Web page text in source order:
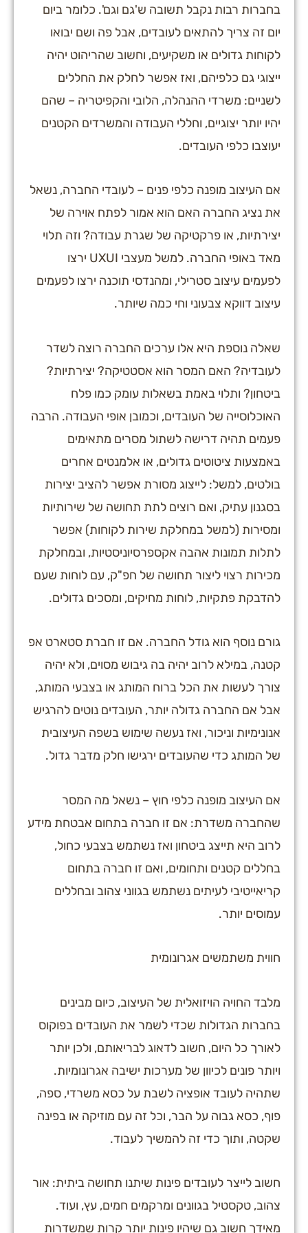
בחברות רבות נקבל תשובה ש'גם וגם'. כלומר ביום
יום זה צריך להתאים לעובדים, אבל פה ושם יבואו
לקוחות גדולים או משקיעים, וחשוב שהריהוט יהיה
ייצוגי גם כלפיהם, ואז אפשר לחלק את החללים
לשניים: משרדי ההנהלה, הלובי והקפיטריה – שהם
יהיו יותר יצוגיים, וחללי העבודה והמשרדים הקטנים
יעוצבו כלפי העובדים.
אם העיצוב מופנה כלפי פנים – לעובדי החברה, נשאל
את נציג החברה האם הוא אמור לפתח אוירה של
יצירתיות, או פרקטיקה של שגרת עבודה? וזה תלוי
מאד באופי החברה. למשל מעצבי UXUI ירצו
לפעמים עיצוב סטרילי, ומהנדסי תוכנה ירצו לפעמים
עיצוב דווקא צבעוני וחי כמה שיותר.
שאלה נוספת היא אלו ערכים החברה רוצה לשדר
לעובדיה? האם המסר הוא אסטטיקה? יצירתיות?
ביטחון? ותלוי באמת בשאלות עומק כמו פלח
האוכלוסייה של העובדים, וכמובן אופי העבודה. הרבה
פעמים תהיה דרישה לשתול מסרים מתאימים
באמצעות ציטוטים גדולים, או אלמנטים אחרים
בולטים, למשל: לייצוג מסורת אפשר להציב יצירות
בסגנון עתיק, ואם רוצים לתת תחושה של שירותיות
ומסירות (למשל במחלקת שירות לקוחות) אפשר
לתלות תמונות אהבה אקספרסיוניסטיות, ובמחלקת
מכירות רצוי ליצור תחושה של חפ"ק, עם לוחות שעם
להדבקת פתקיות, לוחות מחיקים, ומסכים גדולים.
גורם נוסף הוא גודל החברה. אם זו חברת סטארט אפ
קטנה, במילא לרוב יהיה בה גיבוש מסוים, ולא יהיה
צורך לעשות את הכל ברוח המותג או בצבעי המותג,
אבל אם החברה גדולה יותר, העובדים נוטים להרגיש
אנונימיות וניכור, ואז נעשה שימוש בשפה העיצובית
של המותג כדי שהעובדים ירגישו חלק מדבר גדול.
אם העיצוב מופנה כלפי חוץ – נשאל מה המסר
שהחברה משדרת: אם זו חברה בתחום אבטחת מידע
לרוב היא תייצג ביטחון ואז נשתמש בצבעי כחול,
בחללים קטנים ותחומים, ואם זו חברה בתחום
קריאייטיבי לעיתים נשתמש בגווני צהוב ובחללים
עמוסים יותר.
חווית משתמשים אגרונומית
מלבד החויה הויזואלית של העיצוב, כיום מבינים
בחברות הגדולות שכדי לשמר את העובדים בפוקוס
לאורך כל היום, חשוב לדאוג לבריאותם, ולכן יותר
ויותר פונים לכיוון של מערכות ישיבה אגרונומיות.
שתהיה לעובד אופציה לשבת על כסא משרדי, ספה,
פוף, כסא גבוה על הבר, וכל זה עם מוזיקה או בפינה
שקטה, ותוך כדי זה להמשיך לעבוד.
חשוב לייצר לעובדים פינות שיתנו תחושה ביתית: אור
צהוב, טקסטיל בגוונים ומרקמים חמים, עץ, ועוד.
מאידך חשוב גם שיהיו פינות יותר קרות שמשדרות